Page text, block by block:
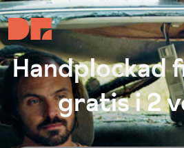
Handplockad
gratis i 2